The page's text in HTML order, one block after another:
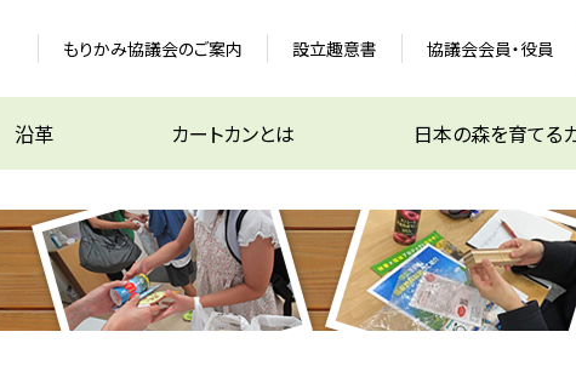
もりかみ協議会のご案内 設立趣意書 協議会会員・役員
沿革 カートカンとは 日本の森を育てる